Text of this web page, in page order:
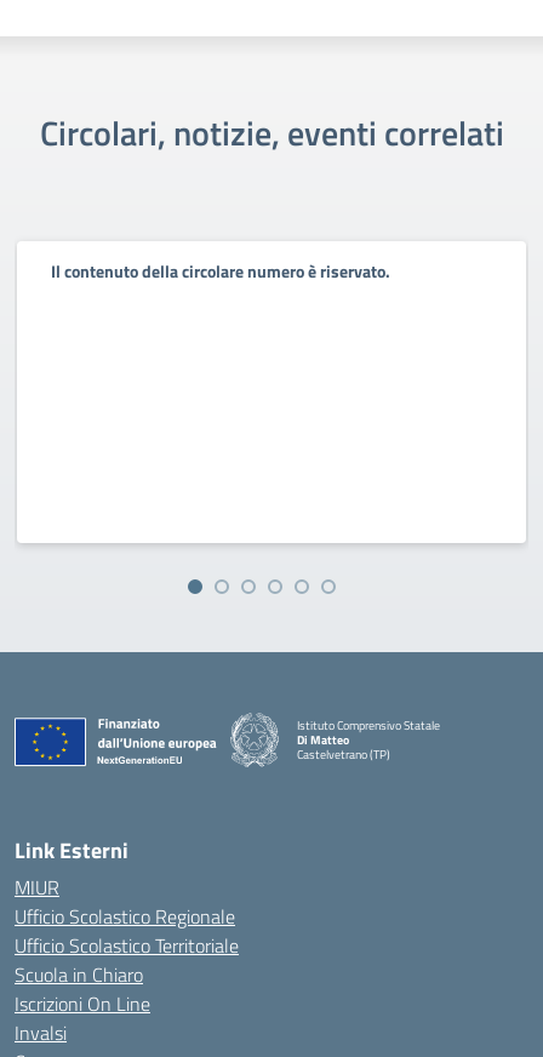
Circolari, notizie, eventi correlati
Il contenuto della circolare numero è riservato.
Istituto Comprensivo Statale
Di Matteo
Castelvetrano (TP)
Link Esterni
MIUR
Ufficio Scolastico Regionale
Ufficio Scolastico Territoriale
Scuola in Chiaro
Iscrizioni On Line
Invalsi